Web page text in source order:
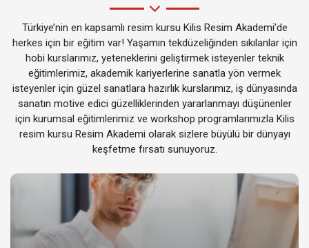
Türkiye’nin en kapsamlı resim kursu Kilis Resim Akademi’de
herkes için bir eğitim var! Yaşamın tekdüzeliğinden sıkılanlar için
hobi kurslarımız, yeteneklerini geliştirmek isteyenler teknik
eğitimlerimiz, akademik kariyerlerine sanatla yön vermek
isteyenler için güzel sanatlara hazırlık kurslarımız, iş dünyasında
sanatın motive edici güzelliklerinden yararlanmayı düşünenler
için kurumsal eğitimlerimiz ve workshop programlarımızla Kilis
resim kursu Resim Akademi olarak sizlere büyülü bir dünyayı
keşfetme fırsatı sunuyoruz.